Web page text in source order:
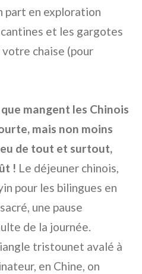
part en exploration
et les gargotes
chaise (pour
mangent les Chinois
mais non moins
de tout et surtout,
! Le déjeuner chinois,
pour les bilingues en
une pause
de la journée.
tristounet avalé à
en Chine, on